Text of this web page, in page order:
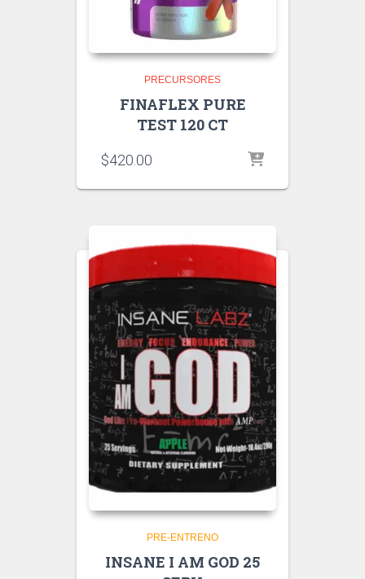
PRECURSORES
FINAFLEX PURE
TEST 120 CT
$420.00
PRE-ENTRENO
INSANE I AM GOD 25